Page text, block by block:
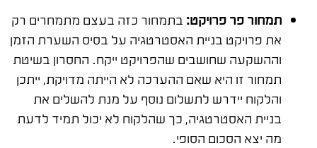
תמחור פר פרויקט: בתמחור כזה בעצם מתמחרים רק
את פרויקט בניית האסטרטגיה על בסיס השערת הזמן
וההשקעה שחושבים שהפרויקט ייקח. החסרון בשיטת
תמחור זו היא שאם ההערכה לא הייתה מדויקת, ייתכן
והלקוח יידרש לתשלום נוסף על מנת להשלים את
בניית האסטרטגיה, כך שהלקוח לא יכול תמיד לדעת
מה יצא הסכום הסופי.